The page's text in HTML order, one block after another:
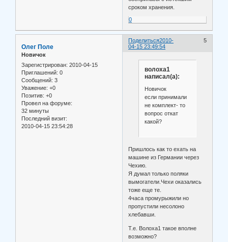
сроком хранения.
0
Поделиться 5
2010-
04-15 23:49:54
Олег Поле
Новичок
Зарегистрирован: 2010-04-15
Приглашений: 0
Сообщений: 3
Уважение: +0
Позитив: +0
Провел на форуме:
32 минуты
Последний визит:
2010-04-15 23:54:28
волоха1
написал(а):
Новичок
если принимали
не комплект- то
вопрос откат
какой?
Пришлось как то ехать на
машине из Германии через
Чехию.
Я думал только поляки
вымогатели.Чехи оказались
тоже еще те.
4часа промурыжили но
пропустили несолоно
хлебавши.
T.e. Волоха1 такое вполне
возможно?